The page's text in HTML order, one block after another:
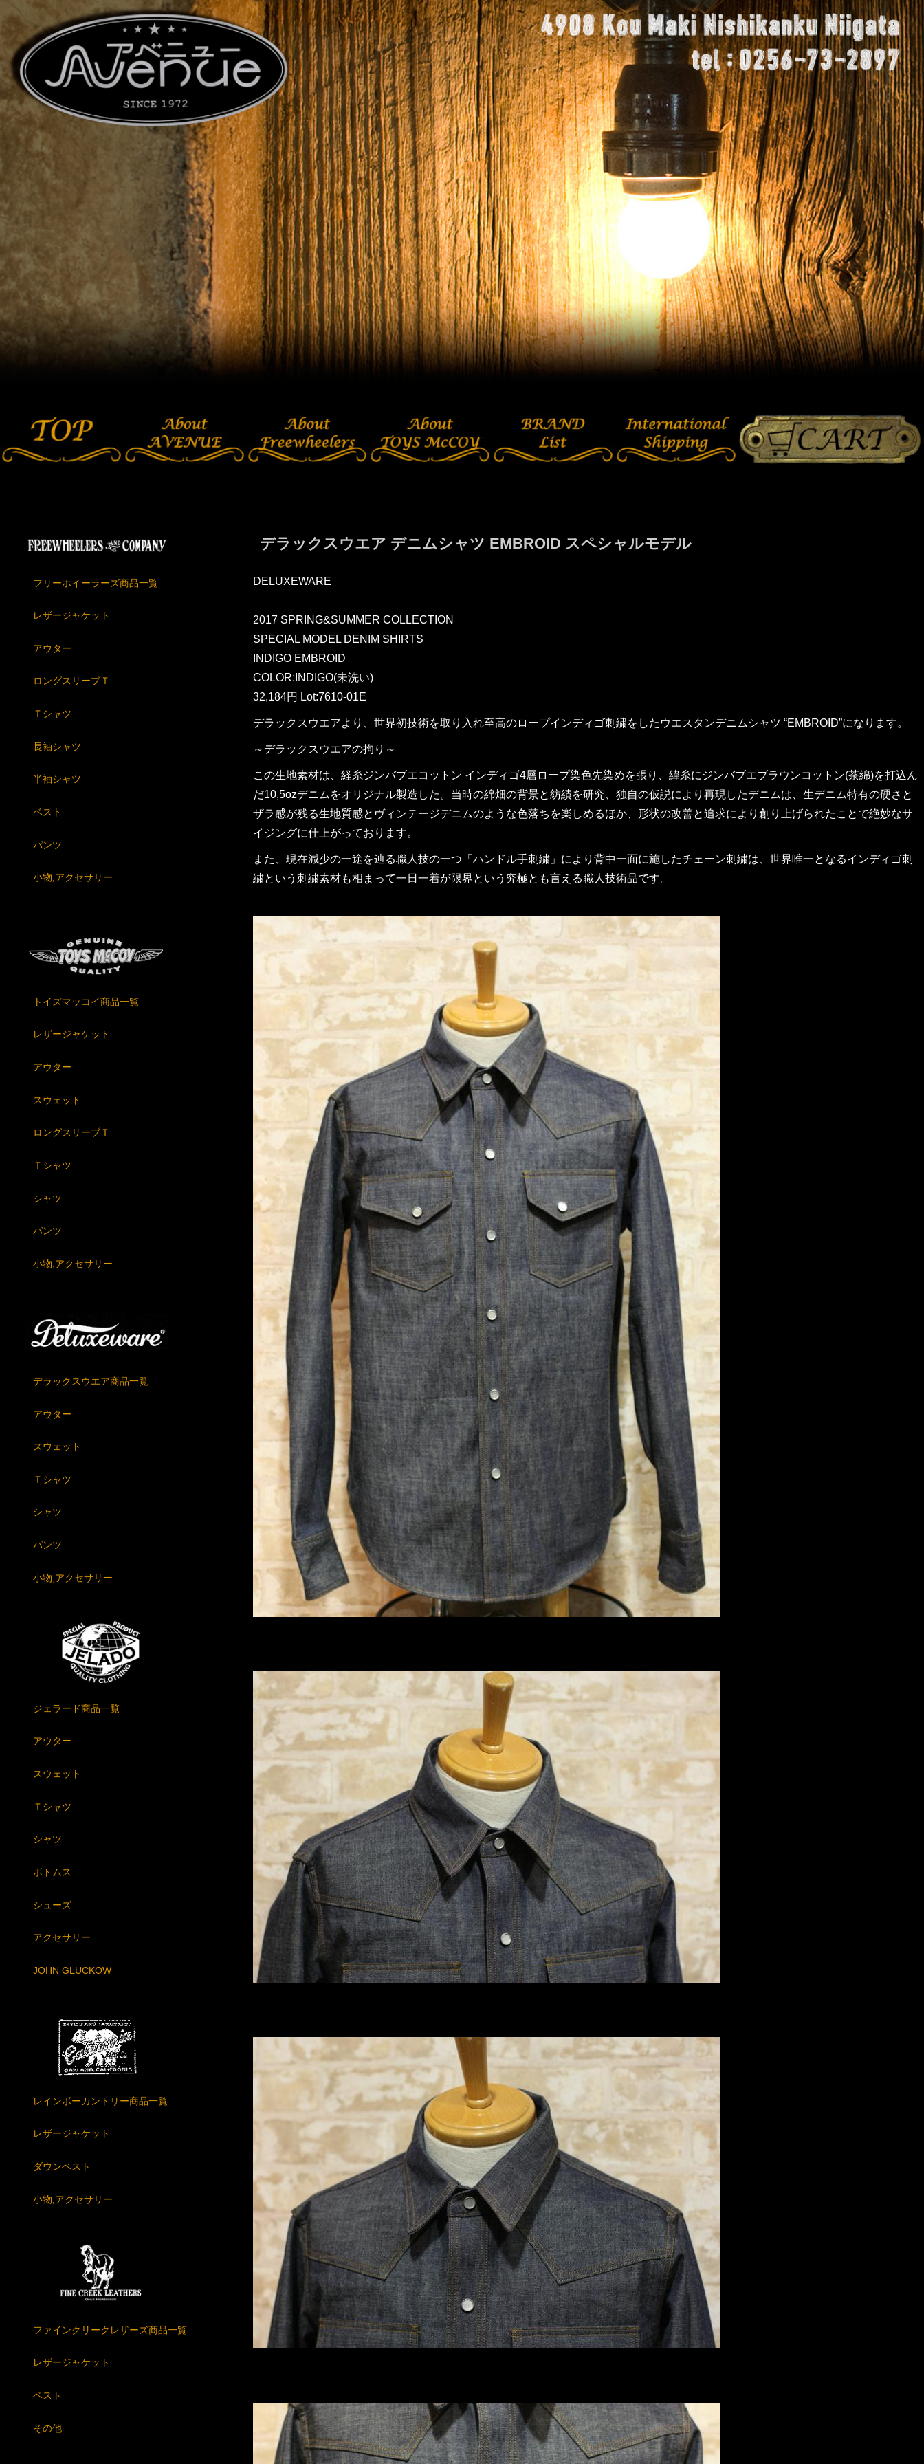
デラックスウエア デニムシャツ EMBROID スペシャルモデル
DELUXEWARE
2017 SPRING&SUMMER COLLECTION
SPECIAL MODEL DENIM SHIRTS
INDIGO EMBROID
COLOR:INDIGO(未洗い)
32,184円 Lot:7610-01E
デラックスウエアより、世界初技術を取り入れ至高のロープインディゴ刺繍をしたウエスタンデニムシャツ “EMBROID”になります。
～デラックスウエアの拘り～
この生地素材は、経糸ジンバブエコットン インディゴ4層ロープ染色先染めを張り、緯糸にジンバブエブラウンコットン(茶綿)を打込ん
だ10,5ozデニムをオリジナル製造した。当時の綿畑の背景と紡績を研究、独自の仮説により再現したデニムは、生デニム特有の硬さと
ザラ感が残る生地質感とヴィンテージデニムのような色落ちを楽しめるほか、形状の改善と追求により創り上げられたことで絶妙なサ
イジングに仕上がっております。
また、現在減少の一途を辿る職人技の一つ「ハンドル手刺繍」により背中一面に施したチェーン刺繍は、世界唯一となるインディゴ刺
繍という刺繍素材も相まって一日一着が限界という究極とも言える職人技術品です。
フリーホイーラーズ商品一覧
レザージャケット
アウター
ロングスリーブＴ
Ｔシャツ
長袖シャツ
半袖シャツ
ベスト
パンツ
小物,アクセサリー
トイズマッコイ商品一覧
レザージャケット
アウター
スウェット
ロングスリーブＴ
Ｔシャツ
シャツ
パンツ
小物,アクセサリー
デラックスウエア商品一覧
アウター
スウェット
Ｔシャツ
シャツ
パンツ
小物,アクセサリー
ジェラード商品一覧
アウター
スウェット
Ｔシャツ
シャツ
ボトムス
シューズ
アクセサリー
JOHN GLUCKOW
レインボーカントリー商品一覧
レザージャケット
ダウンベスト
小物,アクセサリー
ファインクリークレザーズ商品一覧
レザージャケット
ベスト
その他